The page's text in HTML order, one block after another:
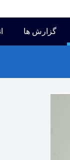
گزارش ها